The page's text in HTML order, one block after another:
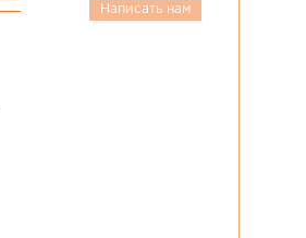
Написать нам